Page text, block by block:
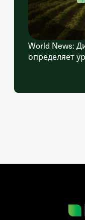
World News:
определяет